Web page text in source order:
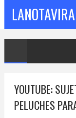
YOUTUBE:
PELUCHES